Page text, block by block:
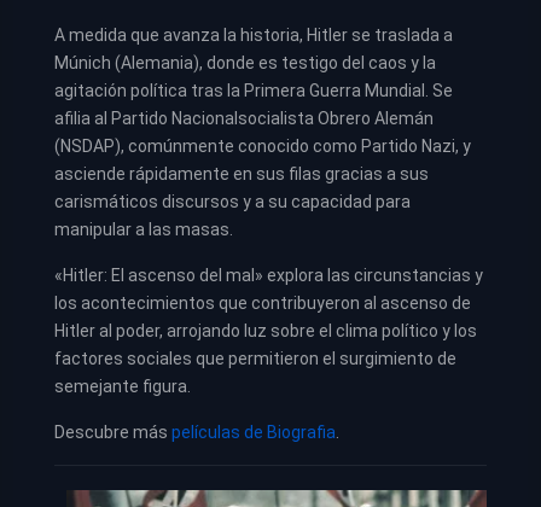
A medida que avanza la historia, Hitler se traslada a
Múnich (Alemania), donde es testigo del caos y la
agitación política tras la Primera Guerra Mundial. Se
afilia al Partido Nacionalsocialista Obrero Alemán
(NSDAP), comúnmente conocido como Partido Nazi, y
asciende rápidamente en sus filas gracias a sus
carismáticos discursos y a su capacidad para
manipular a las masas.
«Hitler: El ascenso del mal» explora las circunstancias y
los acontecimientos que contribuyeron al ascenso de
Hitler al poder, arrojando luz sobre el clima político y los
factores sociales que permitieron el surgimiento de
semejante figura.
Descubre más películas de Biografia